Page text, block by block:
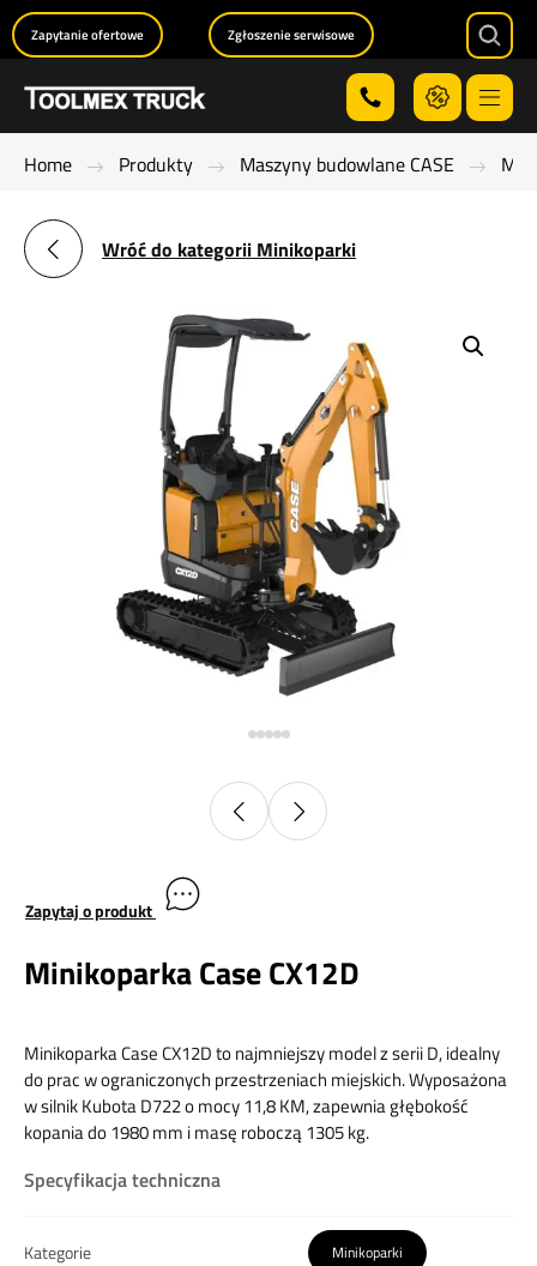
Menu
Zapytanie ofertowe Zgłoszenie serwisowe
Home Produkty Maszyny budowlane CASE
Wróć do kategorii Minikoparki
Zapytaj o produkt
Minikoparka Case CX12D
Minikoparka Case CX12D to najmniejszy model z serii D, idealny
do prac w ograniczonych przestrzeniach miejskich.Wyposażona
w silnik Kubota D722 o mocy 11,8 KM, zapewnia głębokość
kopania do 1980 mm i masę roboczą 1305 kg.
Specyfikacja techniczna
Kategorie Minikoparki